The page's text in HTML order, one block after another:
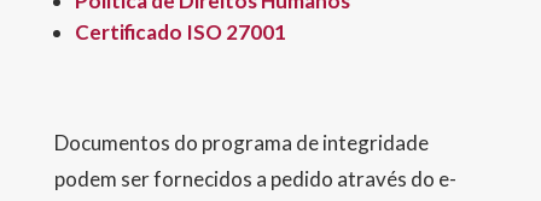
Certificado ISO 27001
Documentos do programa de integridade
podem ser fornecidos a pedido através do e-